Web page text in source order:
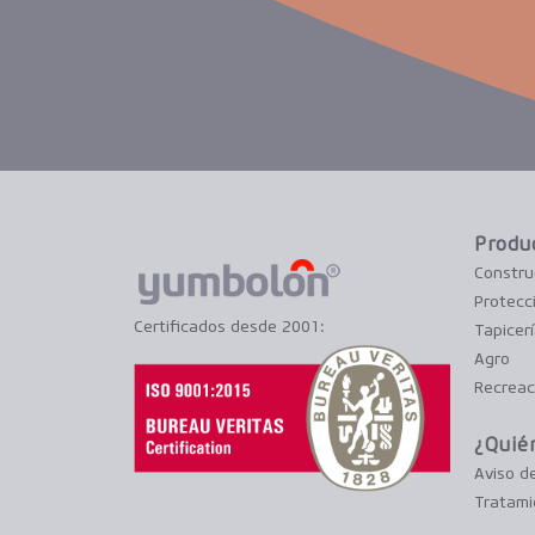
Certificados desde 2001:
Agro
Aviso